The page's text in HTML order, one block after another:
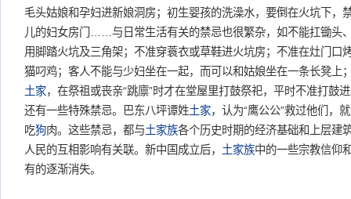
毛头姑娘和孕妇进新娘洞房；初生婴孩的洗澡水，要倒在火坑下，
儿的妇女房门……与日常生活有关的禁忌也很繁杂，如不能扛锄头
用脚踏火坑及三角架；不准穿蓑衣或草鞋进火坑房；不准在灶门口
猫叼鸡；客人不能与少妇坐在一起，而可以和姑娘坐在一条长凳上
土家，在祭祖或丧亲“跳廪”时才在堂屋里打鼓祭祀，平时不准打鼓
还有一些特殊禁忌。巴东八坪谭姓土家，认为“鹰公公”救过他们，
吃狗肉。这些禁忌，都与土家族各个历史时期的经济基础和上层建
人民的互相影响有关联。新中国成立后， 土家族中的一些宗教信仰
有的逐渐消失。